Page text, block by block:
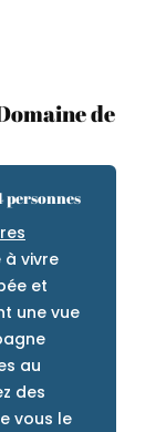
de
personnes
à vivre
et
une vue
au
des
vous le